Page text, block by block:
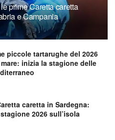
prime Caretta caretta
e Campania
piccole tartarughe del 2026
inizia la stagione delle
caretta in Sardegna:
2026 sull’isola